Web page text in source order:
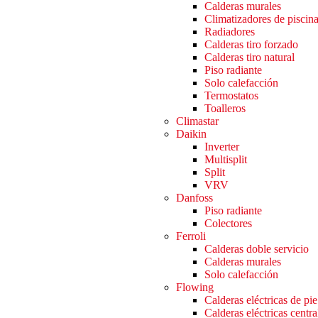
Calderas murales
Climatizadores de piscina
Radiadores
Calderas tiro forzado
Calderas tiro natural
Piso radiante
Solo calefacción
Termostatos
Toalleros
Climastar
Daikin
Inverter
Multisplit
Split
VRV
Danfoss
Piso radiante
Colectores
Ferroli
Calderas doble servicio
Calderas murales
Solo calefacción
Flowing
Calderas eléctricas de pie
Calderas eléctricas